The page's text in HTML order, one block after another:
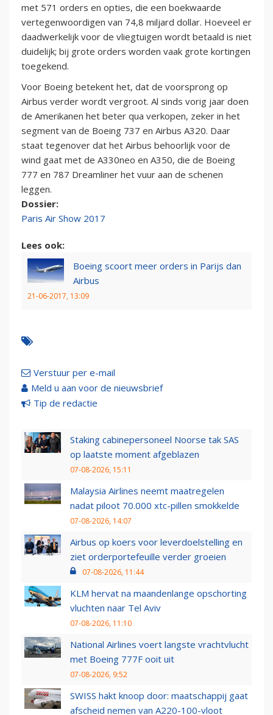
met 571 orders en opties, die een boekwaarde
vertegenwoordigen van 74,8 miljard dollar. Hoeveel er
daadwerkelijk voor de vliegtuigen wordt betaald is niet
duidelijk; bij grote orders worden vaak grote kortingen
toegekend.
Voor Boeing betekent het, dat de voorsprong op
Airbus verder wordt vergroot. Al sinds vorig jaar doen
de Amerikanen het beter qua verkopen, zeker in het
segment van de Boeing 737 en Airbus A320. Daar
staat tegenover dat het Airbus behoorlijk voor de
wind gaat met de A330neo en A350, die de Boeing
777 en 787 Dreamliner het vuur aan de schenen
leggen.
Dossier:
Paris Air Show 2017
Lees ook:
Boeing scoort meer orders in Parijs dan
Airbus
21-06-2017, 13:09
Verstuur per e-mail
Meld u aan voor de nieuwsbrief
Tip de redactie
Staking cabinepersoneel Noorse tak SAS
op laatste moment afgeblazen
07-08-2026, 15:11
Malaysia Airlines neemt maatregelen
nadat piloot 70.000 xtc-pillen smokkelde
07-08-2026, 14:07
Airbus op koers voor leverdoelstelling en
ziet orderportefeuille verder groeien
07-08-2026, 11:44
KLM hervat na maandenlange opschorting
vluchten naar Tel Aviv
07-08-2026, 11:10
National Airlines voert langste vrachtvlucht
met Boeing 777F ooit uit
07-08-2026, 9:52
SWISS hakt knoop door: maatschappij gaat
afscheid nemen van A220-100-vloot